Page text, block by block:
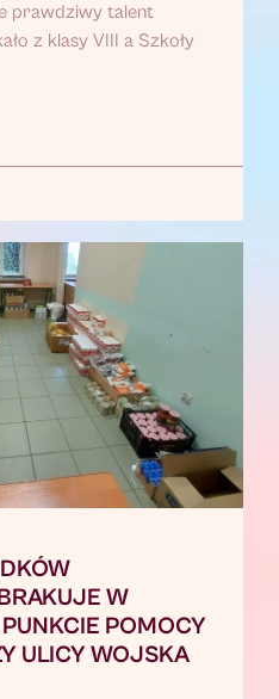
prawdziwy talent
z klasy VIII a Szkoły
W
POMOCY
ULICY WOJSKA